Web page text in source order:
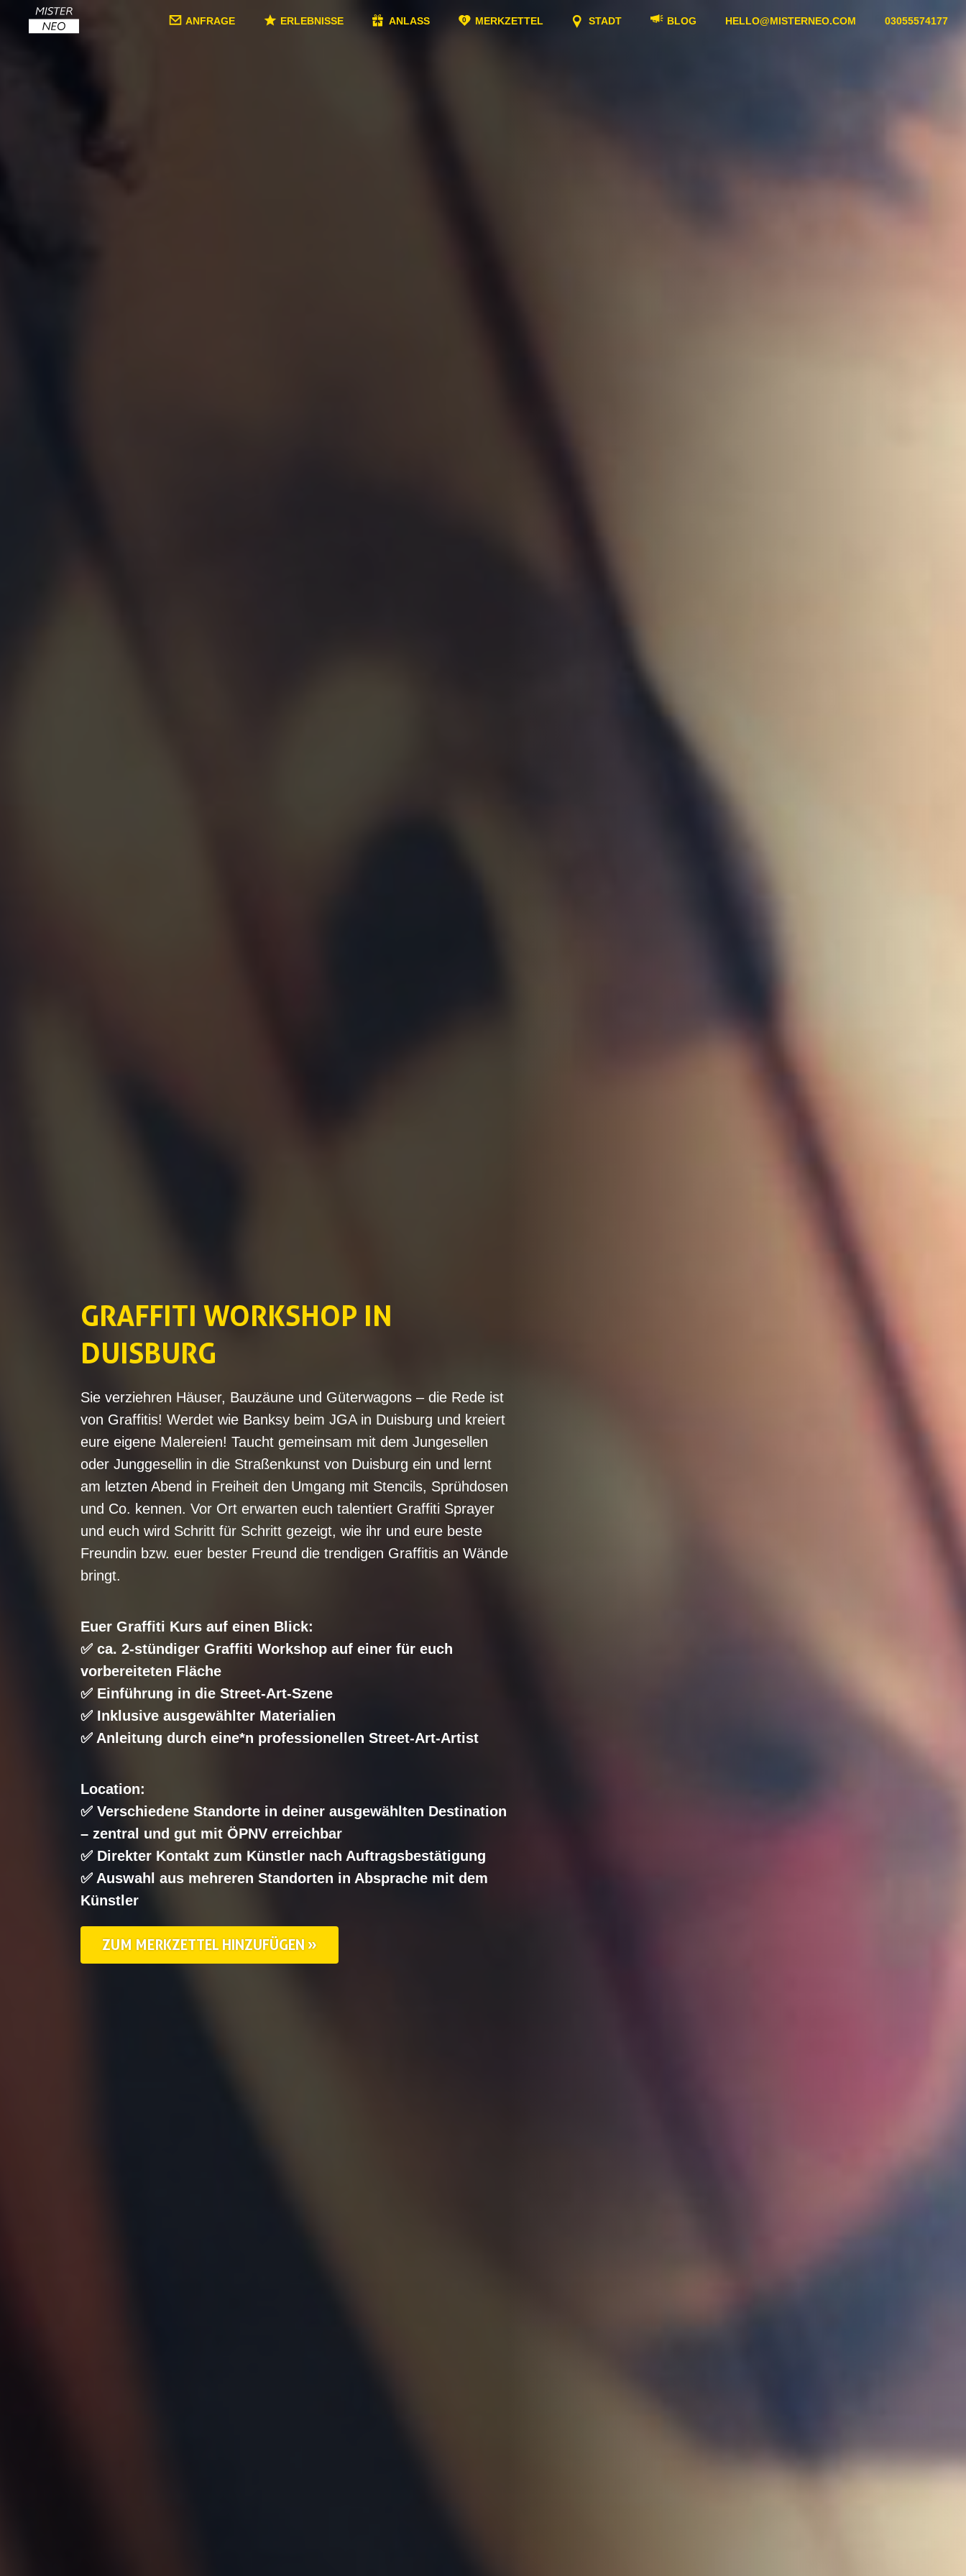
ANFRAGE ERLEBNISSE ANLASS MERKZETTEL STADT BLOG HELLO@MISTERNEO.COM 03055574177
GRAFFITI WORKSHOP IN
DUISBURG
Sie verziehren Häuser, Bauzäune und Güterwagons – die Rede ist
von Graffitis! Werdet wie Banksy beim JGA in Duisburg und kreiert
eure eigene Malereien! Taucht gemeinsam mit dem Jungesellen
oder Junggesellin in die Straßenkunst von Duisburg ein und lernt
am letzten Abend in Freiheit den Umgang mit Stencils, Sprühdosen
und Co. kennen. Vor Ort erwarten euch talentiert Graffiti Sprayer
und euch wird Schritt für Schritt gezeigt, wie ihr und eure beste
Freundin bzw. euer bester Freund die trendigen Graffitis an Wände
bringt.
Euer Graffiti Kurs auf einen Blick:
✅ ca. 2-stündiger Graffiti Workshop auf einer für euch
vorbereiteten Fläche
✅ Einführung in die Street-Art-Szene
✅ Inklusive ausgewählter Materialien
✅ Anleitung durch eine*n professionellen Street-Art-Artist
Location:
✅ Verschiedene Standorte in deiner ausgewählten Destination
– zentral und gut mit ÖPNV erreichbar
✅ Direkter Kontakt zum Künstler nach Auftragsbestätigung
✅ Auswahl aus mehreren Standorten in Absprache mit dem
Künstler
ZUM MERKZETTEL HINZUFÜGEN »